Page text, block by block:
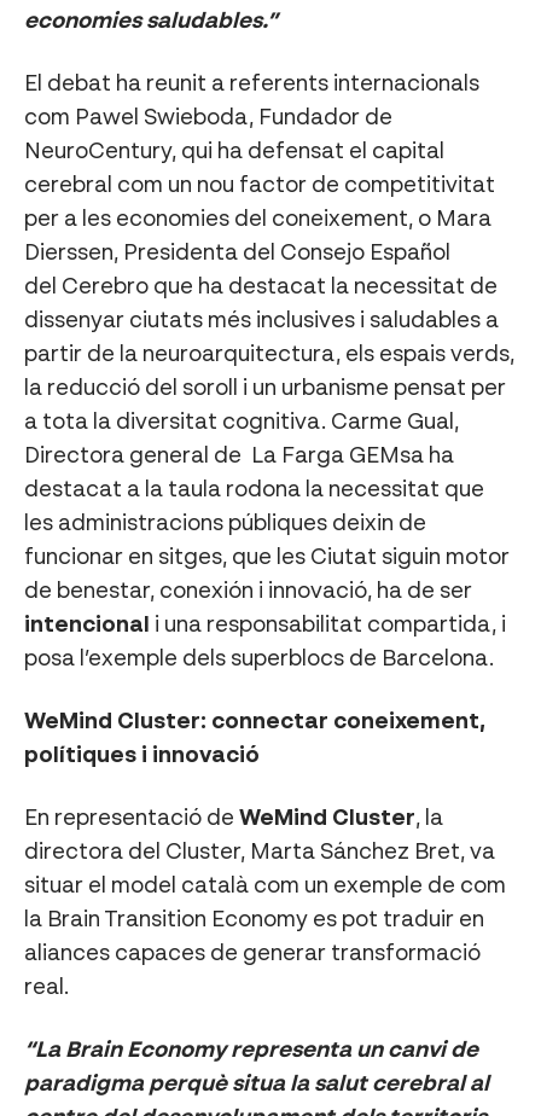
economies saludables.”
El debat ha reunit a referents internacionals
com Pawel Swieboda, Fundador de
NeuroCentury, qui ha defensat el capital
cerebral com un nou factor de competitivitat
per a les economies del coneixement, o Mara
Dierssen, Presidenta del Consejo Español
del Cerebro que ha destacat la necessitat de
dissenyar ciutats més inclusives i saludables a
partir de la neuroarquitectura, els espais verds,
la reducció del soroll i un urbanisme pensat per
a tota la diversitat cognitiva. Carme Gual,
Directora general de La Farga GEMsa ha
destacat a la taula rodona la necessitat que
les administracions públiques deixin de
funcionar en sitges, que les Ciutat siguin motor
de benestar, conexión i innovació, ha de ser
intencional i una responsabilitat compartida, i
posa l’exemple dels superblocs de Barcelona.
WeMind Cluster: connectar coneixement,
polítiques i innovació
En representació de WeMind Cluster, la
directora del Cluster, Marta Sánchez Bret, va
situar el model català com un exemple de com
la Brain Transition Economy es pot traduir en
aliances capaces de generar transformació
real.
“La Brain Economy representa un canvi de
paradigma perquè situa la salut cerebral al